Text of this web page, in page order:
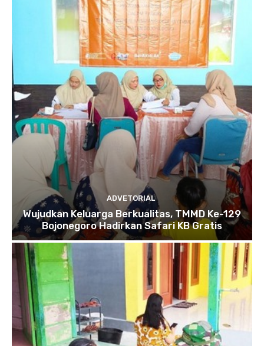
ADVETORIAL
Wujudkan Keluarga Berkualitas, TMMD Ke-129
Bojonegoro Hadirkan Safari KB Gratis